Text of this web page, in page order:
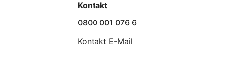
Kontakt
0800 001 076 6
Kontakt E-Mail